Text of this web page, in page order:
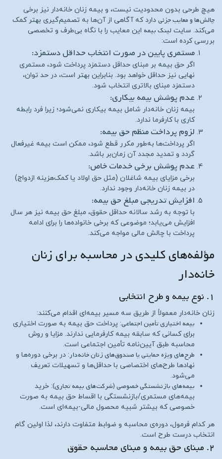
هیچ طرحی بدون محدودیت نیست، و بیمه زنان خانه‌دار نیز برخی
چالش‌ها و معایب جزئی دارد که آگاهی از آن‌ها به تصمیم‌گیری بهتر کمک
می‌کند. سایت لینک بیمه این معایب را با نگاه بی‌طرف و تخصصی
بررسی کرده است:
مستمری پایین در صورت انتخاب حداقل دستمزد:
اگر حق بیمه بر مبنای حداقل دستمزد پرداخت شود، مستمری
نهایی نیز حداقل خواهد بود. بنابراین بهتر است، در حد توان،
دستمزد مبنای بالاتری انتخاب شود.
عدم پوشش بیمه بیکاری:
بیمه زنان خانه‌دار شامل بیمه بیکاری نمی‌شود؛ زیرا فرد رابطه
کاری با کارفرما ندارد.
لزوم پرداخت منظم حق بیمه:
اگر پرداخت‌ها به‌طور مکرر قطع شود، ممکن است بیمه غیرفعال
گردد و تمدید مجدد آن زمان‌بر باشد.
عدم پوشش برخی خدمات خاص:
برخی مزایای بیمه شاغلان (مثل حق اولاد یا کمک‌هزینه ازدواج)
در بیمه زنان خانه‌دار وجود ندارد.
افزایش تدریجی مبلغ حق بیمه:
با توجه به رشد سالانه حداقل حقوق، مبلغ حق بیمه نیز هر سال
افزایش می‌یابد؛ موضوعی که برخی خانواده‌ها را برای ادامه
پرداخت با چالش مالی مواجه می‌کند.
مؤلفه‌های کلیدی در محاسبه برای زنان
خانه‌دار
۱. نوع بیمه و طرح انتخابی
زنان خانه‌دار معمولاً از طریق سه مسیر بیمه‌ای اقدام می‌کنند:
بیمه اختیاری تأمین اجتماعی: پرداخت حق بیمه به صورت اختیاری
برای کسانی که سابقه بیمه کارفرمایی ندارند. مزایا و روش
محاسبه طبق آیین‌نامه تأمین اجتماعی است.
طرح‌های ویژه حمایتی یا صندوق‌های زنان خانه‌دار: در برخی دوره‌ها و
نهادها طرح‌های اختصاصی با حداقل‌ها و تسهیلات تعریف
می‌شود.
بیمه‌های بازنشستگی خصوصی (شرکت‌های بیمه تجاری): خرید
بیمه‌های مستمری/بازنشستگی با اقساط حق بیمه به صورت
خصوصی که بیشتر شبیه محصول مالی-بیمه‌ای است.
هر کدام فرمول، دوره‌ی محاسبه و ضوابط متفاوت دارند، لذا اولین گام
انتخاب درست طرح است.
۲. مبنای حق بیمه و مبنای محاسبه حقوق